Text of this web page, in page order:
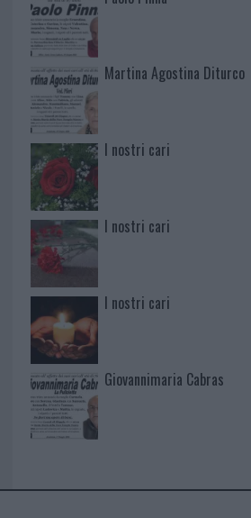
Martina Agostina Diturco
I nostri cari
I nostri cari
I nostri cari
Giovannimaria Cabras